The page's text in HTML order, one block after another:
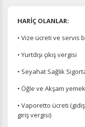
HARİÇ OLANLAR:
• Vize ücreti ve servis
• Yurtdışı çıkış vergisi
• Seyahat Sağlık
• Öğle ve Akşam
• Vaporetto ücreti
giriş vergisi)